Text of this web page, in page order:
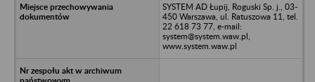
SYSTEM AD Łupij, Roguski Sp. j., 03-
450 Warszawa, ul. Ratuszowa 11, tel.
22 618 73 77, e-mail:
system@system.waw.pl,
www.system.waw.pl